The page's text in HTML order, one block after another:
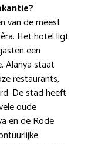
van de meest
Het hotel ligt
een
Alanya staat
restaurants,
De stad heeft
oude
en de Rode